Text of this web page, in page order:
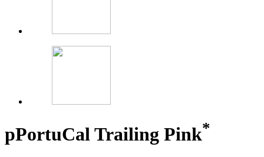
pPortuCal Trailing Pink*